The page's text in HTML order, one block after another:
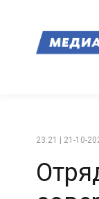
23:21 | 21-10-